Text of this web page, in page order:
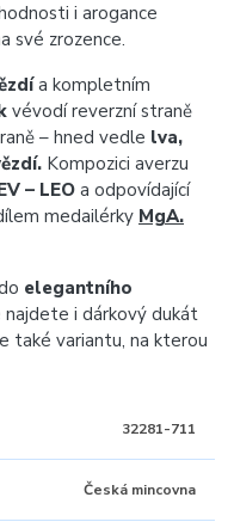
i arogance
své zrozence.
a kompletním
vévodí reverzní straně
– hned vedle lva,
Kompozici averzu
– LEO a odpovídající
medailérky MgA.
elegantního
najdete i dárkový dukát
také variantu, na kterou
32281-711
Česká mincovna